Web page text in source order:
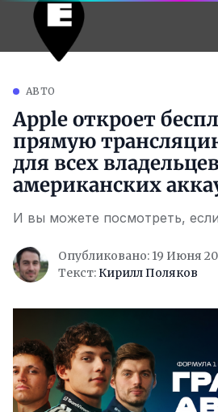
АВТО
Apple откроет
прямую
для всех владельцев
американских
И вы можете посмотреть,
Опубликовано: 19 Июня
Текст: Кирилл Поляков